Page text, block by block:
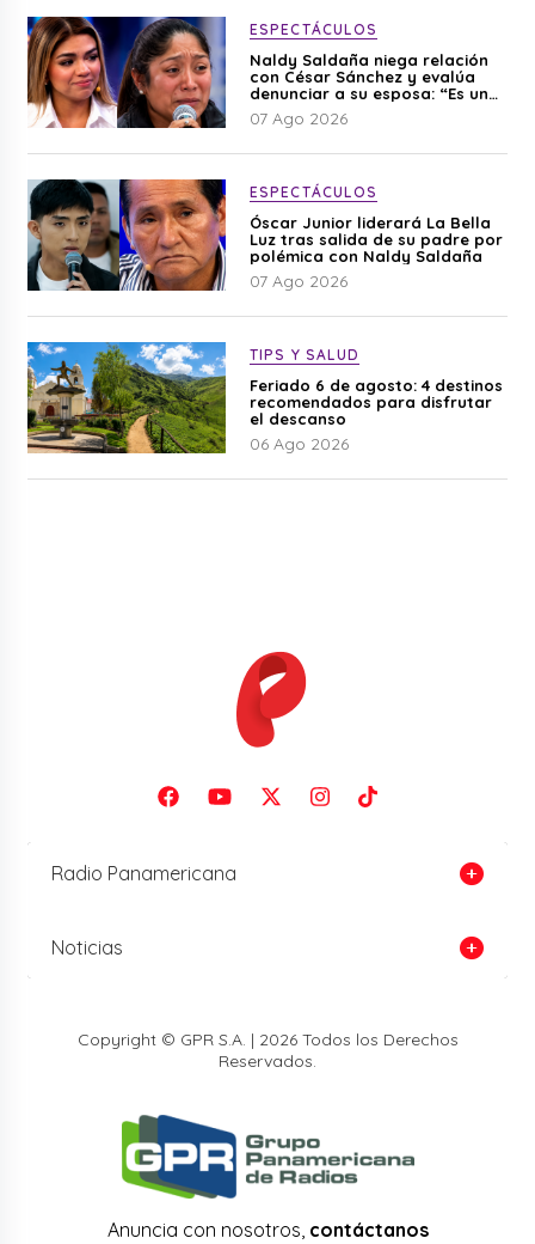
ESPECTÁCULOS
Naldy Saldaña niega relación
con César Sánchez y evalúa
denunciar a su esposa: “Es una
difamación”
07 Ago 2026
ESPECTÁCULOS
Óscar Junior liderará La Bella
Luz tras salida de su padre por
polémica con Naldy Saldaña
07 Ago 2026
TIPS Y SALUD
Feriado 6 de agosto: 4 destinos
recomendados para disfrutar
el descanso
06 Ago 2026
Radio Panamericana
Noticias
Copyright © GPR S.A. | 2026 Todos los Derechos
Reservados.
Anuncia con nosotros, contáctanos